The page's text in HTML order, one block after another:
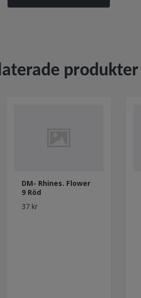
produkter
DM- Rhines. Flower
9 Röd
37 kr